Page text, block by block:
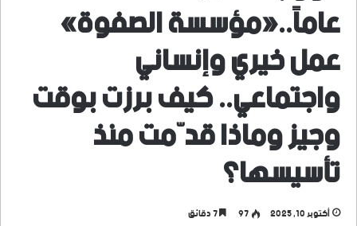
عاماً..«مؤسسة الصفوة»
عمل خيري وإنساني
واجتماعي.. كيف برزت بوقت
وجيز وماذا قدّمت منذ
تأسيسها؟
أكتوبر 10, 2025 97